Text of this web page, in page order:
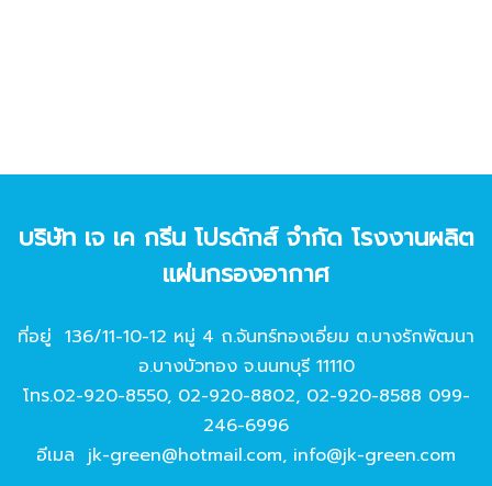
บริษัท เจ เค กรีน โปรดักส์ จํากัด โรงงานผลิต
แผ่นกรองอากาศ
ที่อยู่ 136/11-10-12 หมู่ 4 ถ.จันทร์ทองเอี่ยม ต.บางรักพัฒนา
อ.บางบัวทอง จ.นนทบุรี 11110
โทร.02-920-8550, 02-920-8802, 02-920-8588 099-
246-6996
อีเมล jk-green@hotmail.com, info@jk-green.com